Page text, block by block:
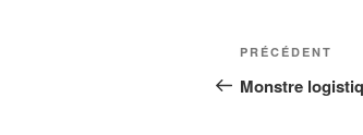
Navigation
de
Article
précédent
PRÉCÉDENT
Monstre